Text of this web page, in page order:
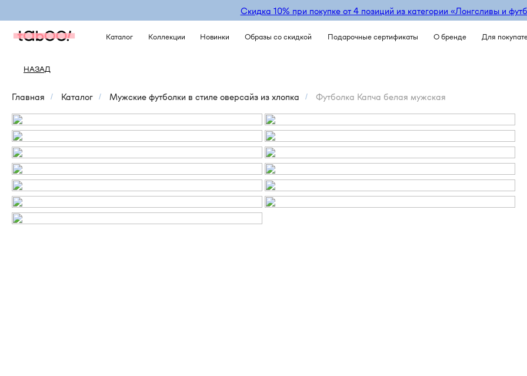
Скидка 10% при покупке от 4 позиций из категории «‎Лонгсливы и
Каталог Новинки Образы со скидкой О бренде Для
Подарочные сертификаты
Коллекции
НАЗАД
Главная / Каталог / Мужские футболки в стиле оверсайз из хлопка / Футболка Капча белая мужская